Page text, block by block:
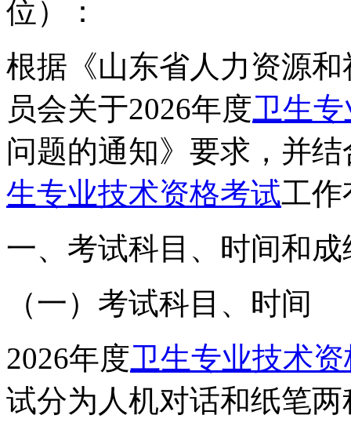
位）：
根据《山东省人力资源
员会关于2026年度卫生
问题的通知》要求，并
生专业技术资格考试工作
一、考试科目、时间和成
（一）考试科目、时间
2026年度卫生专业技术
试分为人机对话和纸笔